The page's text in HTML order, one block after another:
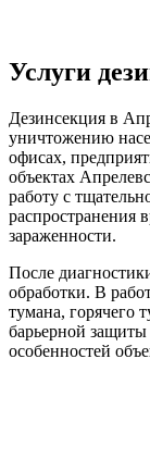
Услуги
Дезинсекция в
уничтожению
офисах,
объектах
работу с
распространения
зараженности.
После
обработки. В
тумана, горячего
барьерной
особенностей